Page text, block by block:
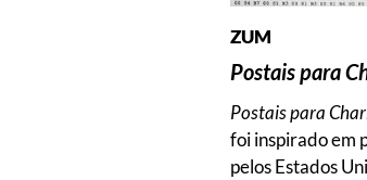
ZUM
Postais para
Postais para
foi inspirado em
pelos Estados